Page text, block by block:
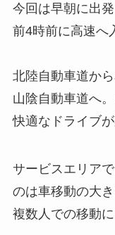
今回は早朝に出発
前4時前に高速へ
北陸自動車道か
山陰自動車道へ
快適なドライブが
サービスエリア
のは車移動の大
複数人での移動